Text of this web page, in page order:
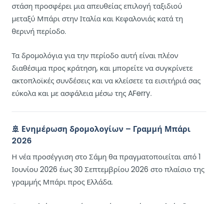
στάση προσφέρει μια απευθείας επιλογή ταξιδιού
μεταξύ Μπάρι στην Ιταλία και Κεφαλονιάς κατά τη
θερινή περίοδο.
Τα δρομολόγια για την περίοδο αυτή είναι πλέον
διαθέσιμα προς κράτηση, και μπορείτε να συγκρίνετε
ακτοπλοϊκές συνδέσεις και να κλείσετε τα εισιτήριά σας
εύκολα και με ασφάλεια μέσω της AFerry.
🚢 Ενημέρωση δρομολογίων – Γραμμή Μπάρι
2026
Η νέα προσέγγιση στο Σάμη θα πραγματοποιείται από 1
Ιουνίου 2026 έως 30 Σεπτεμβρίου 2026 στο πλαίσιο της
γραμμής Μπάρι προς Ελλάδα.